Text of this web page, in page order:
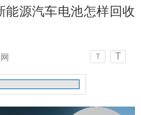
能源汽车电池怎样回收
T T